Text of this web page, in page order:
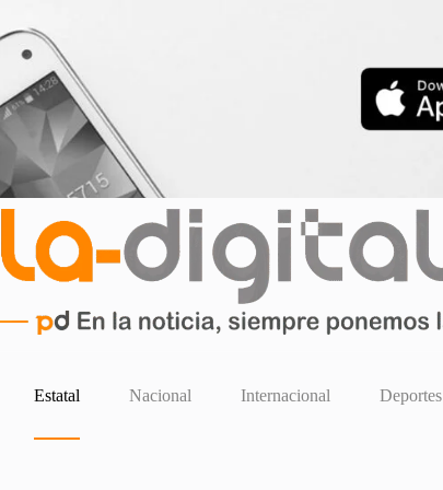
Estatal Nacional Internacional Deportes